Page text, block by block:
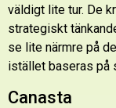
väldigt lite tur. De
strategiskt
se lite närmre på
istället baseras på
Canasta